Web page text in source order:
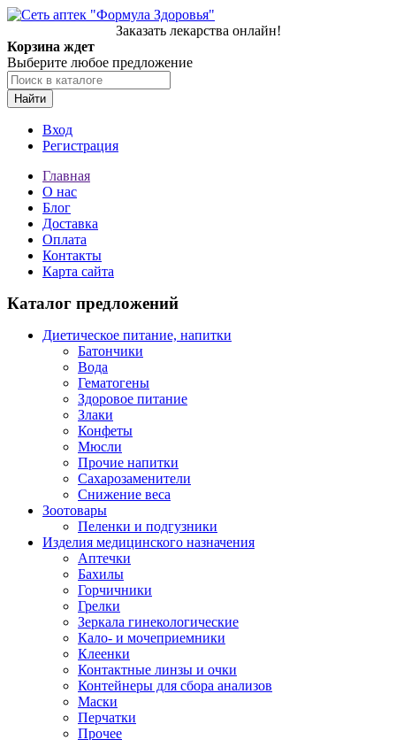
Заказать лекарства онлайн!
Корзина ждет
Выберите любое предложение
Найти
Вход
Регистрация
Главная
О нас
Блог
Доставка
Оплата
Контакты
Карта сайта
Каталог предложений
Диетическое питание, напитки
Батончики
Вода
Гематогены
Здоровое питание
Злаки
Конфеты
Мюсли
Прочие напитки
Сахарозаменители
Снижение веса
Зоотовары
Пеленки и подгузники
Изделия медицинского назначения
Аптечки
Бахилы
Горчичники
Грелки
Зеркала гинекологические
Кало- и мочеприемники
Клеенки
Контактные линзы и очки
Контейнеры для сбора анализов
Маски
Перчатки
Прочее